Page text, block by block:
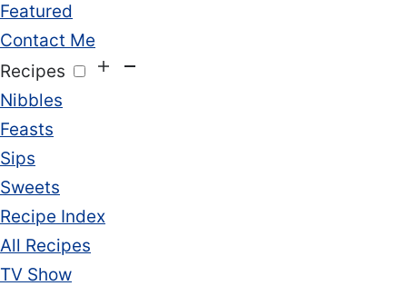
Featured
Contact Me
Recipes
Nibbles
Feasts
Sips
Sweets
Recipe Index
All Recipes
TV Show